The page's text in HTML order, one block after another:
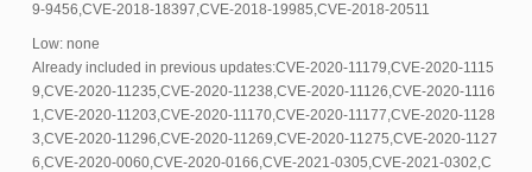
9-9456,CVE-2018-18397,CVE-2018-19985,CVE-2018-20511
Low: none
Already included in previous updates:CVE-2020-11179,CVE-2020-1115
9,CVE-2020-11235,CVE-2020-11238,CVE-2020-11126,CVE-2020-1116
1,CVE-2020-11203,CVE-2020-11170,CVE-2020-11177,CVE-2020-1128
3,CVE-2020-11296,CVE-2020-11269,CVE-2020-11275,CVE-2020-1127
6,CVE-2020-0060,CVE-2020-0166,CVE-2021-0305,CVE-2021-0302,C